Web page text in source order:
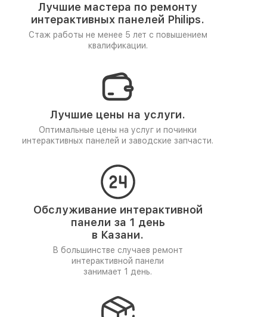
Лучшие мастера по ремонту
интерактивных панелей Philips.
Стаж работы не менее 5 лет с повышением
квалификации.
Лучшие цены на услуги.
Оптимальные цены на услуг и починки
интерактивных панелей и заводские запчасти.
Обслуживание интерактивной
панели за 1 день
в Казани.
В большинстве случаев ремонт
интерактивной панели
занимает 1 день.